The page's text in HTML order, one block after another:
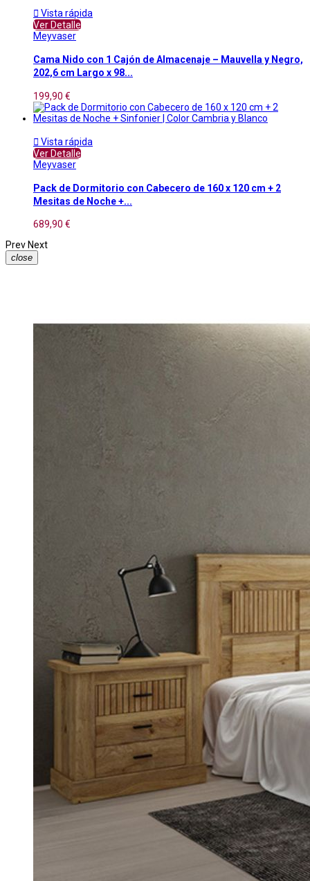
 Vista rápida
Ver Detalle
Meyvaser
Cama Nido con 1 Cajón de Almacenaje – Mauvella y Negro,
202,6 cm Largo x 98...
199,90 €
 Vista rápida
Ver Detalle
Meyvaser
Pack de Dormitorio con Cabecero de 160 x 120 cm + 2
Mesitas de Noche +...
689,90 €
Prev Next
close